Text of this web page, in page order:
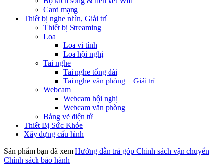
Card mạng
Thiết bị nghe nhìn, Giải trí
Thiết bị Streaming
Loa
Loa vi tính
Loa hội nghị
Tai nghe
Tai nghe tổng đài
Tai nghe văn phòng – Giải trí
Webcam
Webcam hội nghị
Webcam văn phòng
Bảng vẽ điện tử
Thiết Bị Sức Khỏe
Xây dựng cấu hình
Sản phẩm bạn đã xem Hướng dẫn trả góp Chính sách vận chuyển
Chính sách bảo hành